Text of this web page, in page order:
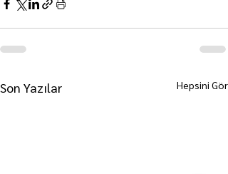
Son Yazılar Hepsini Gör